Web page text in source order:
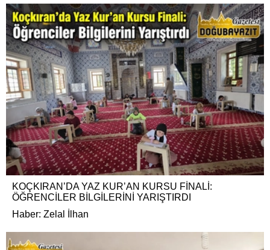
KOÇKIRAN’DA YAZ KUR’AN KURSU FİNALİ:
ÖĞRENCİLER BİLGİLERİNİ YARIŞTIRDI
Haber: Zelal İlhan